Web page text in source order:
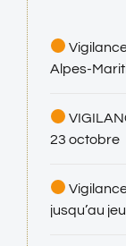
Alpes-
23 octobre
jusqu’au